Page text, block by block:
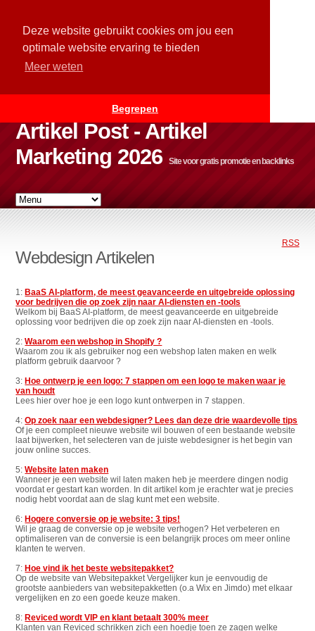
Deze website gebruikt cookies om jou een
optimale website ervaring te bieden
Meer weten
Begrepen
Artikel Post - Artikel
Marketing 2026
Site voor gratis promotie en backlinks
RSS
Webdesign Artikelen
1:BaaS AI-platform, de meest geavanceerde en uitgebreide oplossing
voor bedrijven die op zoek zijn naar AI-diensten en -tools
Welkom bij BaaS AI-platform, de meest geavanceerde en uitgebreide
oplossing voor bedrijven die op zoek zijn naar AI-diensten en -tools.
2:Waarom een webshop in Shopify ?
Waarom zou ik als gebruiker nog een webshop laten maken en welk
platform gebruik daarvoor ?
3:Hoe ontwerp je een logo: 7 stappen om een logo te maken waar je
van houdt
Lees hier over hoe je een logo kunt ontwerpen in 7 stappen.
4:Op zoek naar een webdesigner? Lees dan deze drie waardevolle tips
Of je een compleet nieuwe website wil bouwen of een bestaande website
laat bijwerken, het selecteren van de juiste webdesigner is het begin van
jouw online succes.
5:Website laten maken
Wanneer je een website wil laten maken heb je meerdere dingen nodig
voordat er gestart kan worden. In dit artikel kom je erachter wat je precies
nodig hebt voordat aan de slag kunt met een website.
6:Hogere conversie op je website: 3 tips!
Wil je graag de conversie op je website verhogen? Het verbeteren en
optimaliseren van de conversie is een belangrijk proces om meer online
klanten te werven.
7:Hoe vind ik het beste websitepakket?
Op de website van Websitepakket Vergelijker kun je eenvoudig de
grootste aanbieders van websitepakketten (o.a Wix en Jimdo) met elkaar
vergelijken en zo een goede keuze maken.
8:Reviced wordt VIP en klant betaalt 300% meer
Klanten van Reviced schrikken zich een hoedje toen ze zagen welke